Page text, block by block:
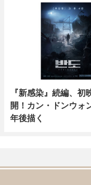
『新感染』続編、初
開！カン・ドンウォ
年後描く